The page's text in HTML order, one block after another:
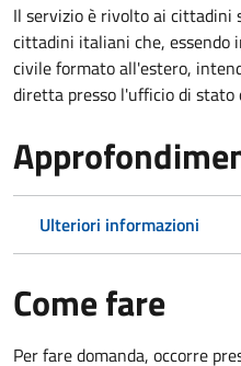
Il servizio è rivolto ai
cittadini italiani che, essendo
civile formato all'estero,
diretta presso l'ufficio di stato
Ulteriori informazioni
Come fare
Per fare domanda, occorre